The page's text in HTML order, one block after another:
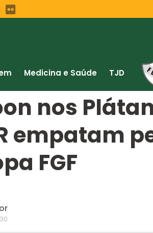
Medicina e Saúde TJD
nos
empatam
FGF